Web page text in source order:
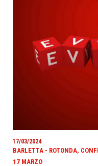
17/03/2024
BARLETTA - ROTONDA,
17 MARZO